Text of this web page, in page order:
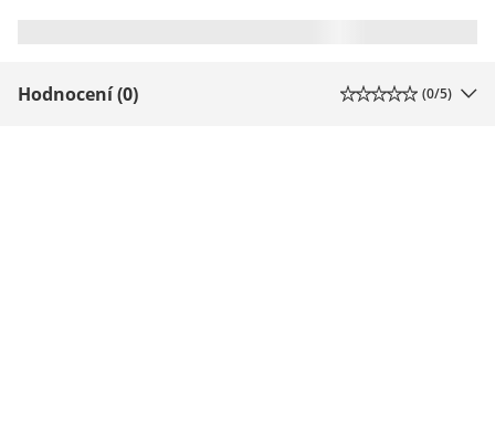
Hodnocení (0) (0/5)